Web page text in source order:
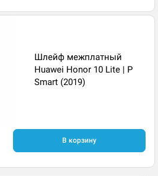
Шлейф межплатный
Huawei Honor 10 Lite | P
Smart (2019)
В корзину